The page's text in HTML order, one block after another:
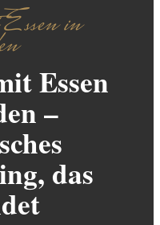
in
Essen
–
das